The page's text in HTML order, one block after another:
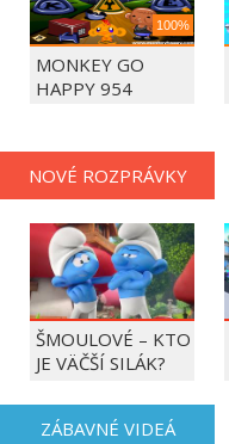
100%
MONKEY GO
HAPPY 954
NOVÉ ROZPRÁVKY
ŠMOULOVÉ – KTO
JE VÄČŠÍ SILÁK?
ZÁBAVNÉ VIDEÁ